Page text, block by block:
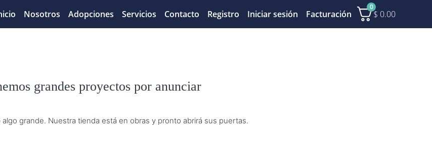
Nosotros Adopciones Servicios Contacto Registro Iniciar sesión Facturación
0
$ 0.00
grandes proyectos por anunciar
algo grande. Nuestra tienda está en obras y pronto abrirá sus puertas.